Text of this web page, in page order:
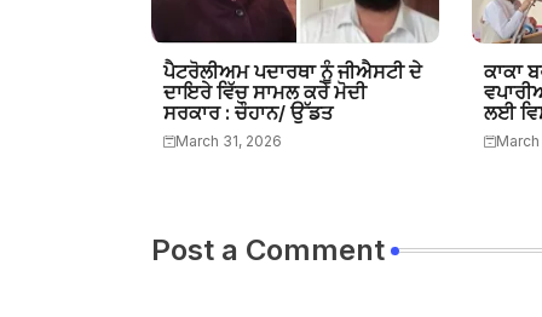
ਪੈਟਰੋਲੀਅਮ ਪਦਾਰਥਾ ਨੂੰ ਜੀਐਸਟੀ ਦੇ
ਦਾਇਰੇ ਵਿੱਚ ਸਾਮਲ ਕਰੇ ਮੋਦੀ
ਸਰਕਾਰ : ਚੌਹਾਨ/ ਉੱਡਤ
March 31, 2026
ਕਾਕਾ
ਲਈ
Post a Comment